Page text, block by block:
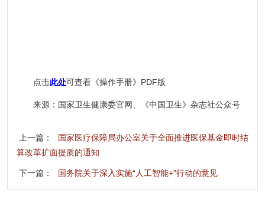
点击此处可查看《操作手册》PDF版
来源：国家卫生健康委官网、《中国卫生》杂志社公众号
上一篇：
国家医疗保障局办公室关于全面推进医保基金即时结
算改革扩面提质的通知
下一篇： 国务院关于深入实施“人工智能+”行动的意见